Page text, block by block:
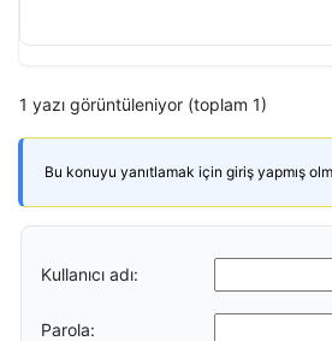
1 yazı görüntüleniyor (toplam 1)
Bu konuyu yanıtlamak için giriş yapmış
Kullanıcı adı:
Parola: